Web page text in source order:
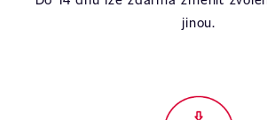
jinou.